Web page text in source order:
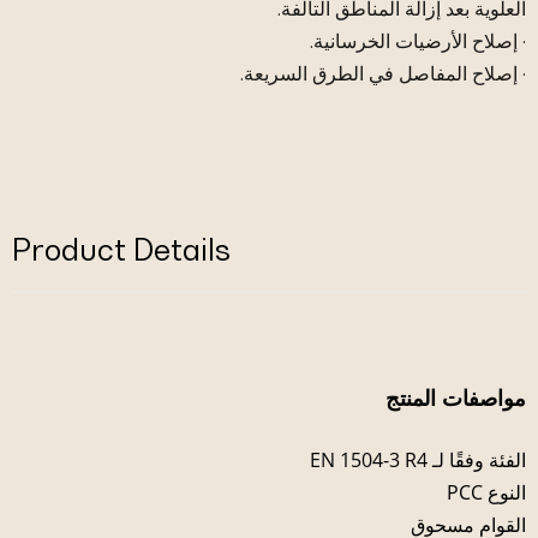
العلوية بعد إزالة المناطق التالفة.
· إصلاح الأرضيات الخرسانية.
· إصلاح المفاصل في الطرق السريعة.
Product Details
مواصفات المنتج
الفئة وفقًا لـ EN 1504-3 R4
النوع PCC
القوام مسحوق